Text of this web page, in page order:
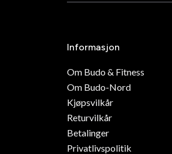
Informasjon
Om Budo & Fitness
Om Budo-Nord
Kjøpsvilkår
Returvilkår
Betalinger
Privatlivspolitik